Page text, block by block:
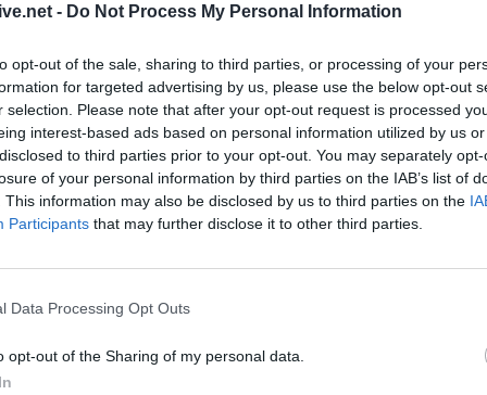
- Do Not Process My Personal Information
opt-out of the sale, sharing to third parties, or processing of your
for targeted advertising by us, please use the below opt-out
selection. Please note that after your opt-out request is processed
interest-based ads based on personal information utilized by us
to third parties prior to your opt-out. You may separately
of your personal information by third parties on the IAB’s list of
This information may also be disclosed by us to third parties on the
Participants that may further disclose it to other third parties.
Data Processing Opt Outs
opt-out of the Sharing of my personal data.
με «κατοστάρα» ο
στη Greek Basketball League έκανε η
103-87 του Αμαρουσίου στο κλειστό
της 11ης αγωνιστικής.
ηλεκτροδότησης
«Αναβάθμιση
κεντρικής
Πόλης»
8 Αυγούστου 2026, 19:33
Την Κυριακή 9
Βογιατζή
κηδεία του
Την Κυριακή 9